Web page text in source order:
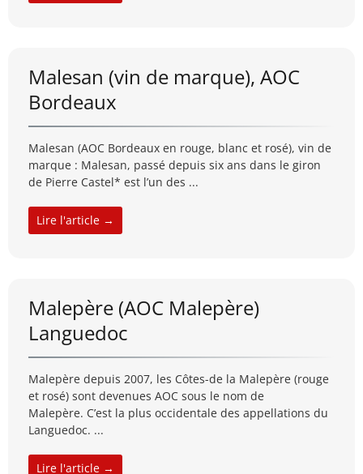
Malesan (vin de marque), AOC
Bordeaux
Malesan (AOC Bordeaux en rouge, blanc et rosé), vin de
marque : Malesan, passé depuis six ans dans le giron
de Pierre Castel* est l’un des ...
Lire l'article →
Malepère (AOC Malepère)
Languedoc
Malepère depuis 2007, les Côtes-de la Malepère (rouge
et rosé) sont devenues AOC sous le nom de
Malepère. C’est la plus occidentale des appellations du
Languedoc. ...
Lire l'article →